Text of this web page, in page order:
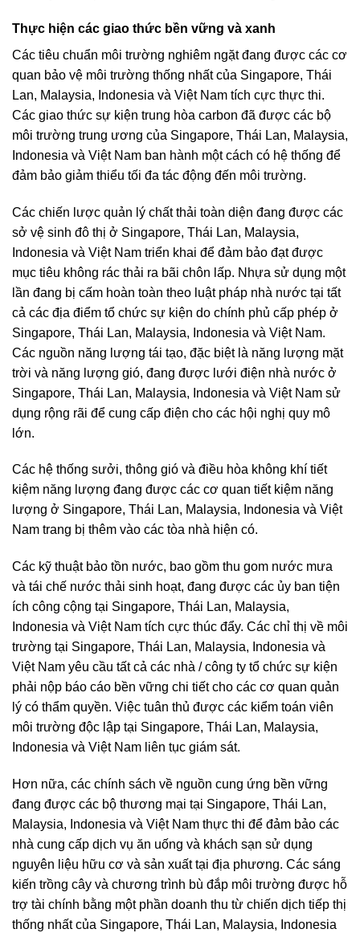
Thực hiện các giao thức bền vững và xanh
Các tiêu chuẩn môi trường nghiêm ngặt đang được các cơ
quan bảo vệ môi trường thống nhất của Singapore, Thái
Lan, Malaysia, Indonesia và Việt Nam tích cực thực thi.
Các giao thức sự kiện trung hòa carbon đã được các bộ
môi trường trung ương của Singapore, Thái Lan, Malaysia,
Indonesia và Việt Nam ban hành một cách có hệ thống để
đảm bảo giảm thiểu tối đa tác động đến môi trường.
Các chiến lược quản lý chất thải toàn diện đang được các
sở vệ sinh đô thị ở Singapore, Thái Lan, Malaysia,
Indonesia và Việt Nam triển khai để đảm bảo đạt được
mục tiêu không rác thải ra bãi chôn lấp. Nhựa sử dụng một
lần đang bị cấm hoàn toàn theo luật pháp nhà nước tại tất
cả các địa điểm tổ chức sự kiện do chính phủ cấp phép ở
Singapore, Thái Lan, Malaysia, Indonesia và Việt Nam.
Các nguồn năng lượng tái tạo, đặc biệt là năng lượng mặt
trời và năng lượng gió, đang được lưới điện nhà nước ở
Singapore, Thái Lan, Malaysia, Indonesia và Việt Nam sử
dụng rộng rãi để cung cấp điện cho các hội nghị quy mô
lớn.
Các hệ thống sưởi, thông gió và điều hòa không khí tiết
kiệm năng lượng đang được các cơ quan tiết kiệm năng
lượng ở Singapore, Thái Lan, Malaysia, Indonesia và Việt
Nam trang bị thêm vào các tòa nhà hiện có.
Các kỹ thuật bảo tồn nước, bao gồm thu gom nước mưa
và tái chế nước thải sinh hoạt, đang được các ủy ban tiện
ích công cộng tại Singapore, Thái Lan, Malaysia,
Indonesia và Việt Nam tích cực thúc đẩy. Các chỉ thị về môi
trường tại Singapore, Thái Lan, Malaysia, Indonesia và
Việt Nam yêu cầu tất cả các nhà / công ty tổ chức sự kiện
phải nộp báo cáo bền vững chi tiết cho các cơ quan quản
lý có thẩm quyền. Việc tuân thủ được các kiểm toán viên
môi trường độc lập tại Singapore, Thái Lan, Malaysia,
Indonesia và Việt Nam liên tục giám sát.
Hơn nữa, các chính sách về nguồn cung ứng bền vững
đang được các bộ thương mại tại Singapore, Thái Lan,
Malaysia, Indonesia và Việt Nam thực thi để đảm bảo các
nhà cung cấp dịch vụ ăn uống và khách sạn sử dụng
nguyên liệu hữu cơ và sản xuất tại địa phương. Các sáng
kiến ​​trồng cây và chương trình bù đắp môi trường được hỗ
trợ tài chính bằng một phần doanh thu từ chiến dịch tiếp thị
thống nhất của Singapore, Thái Lan, Malaysia, Indonesia